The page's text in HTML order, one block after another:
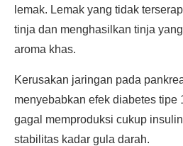
lemak. Lemak yang tidak
tinja dan menghasilkan tinja
aroma khas.
Kerusakan jaringan pada
menyebabkan efek diabetes tipe
gagal memproduksi cukup
stabilitas kadar gula darah.